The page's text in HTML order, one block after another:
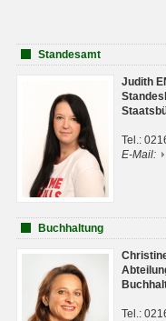
Standesamt
Judith
Tel.:
E-Mail:
Buchhaltung
Tel.: